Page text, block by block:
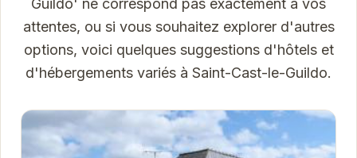
attentes, ou si vous souhaitez explorer d'autres
options, voici quelques suggestions d'hôtels et
d'hébergements variés à Saint-Cast-le-Guildo.